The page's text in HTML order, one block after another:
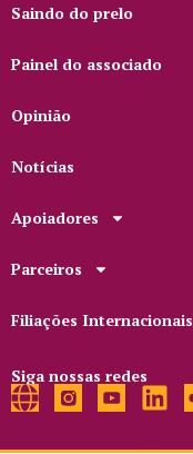
Saindo do prelo
Painel do associado
Opinião
Notícias
Apoiadores
Parceiros
Filiações Internacionais
Siga nossas redes